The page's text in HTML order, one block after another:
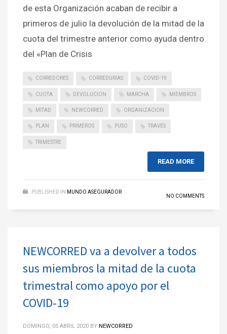
de esta Organización acaban de recibir a
primeros de julio la devolución de la mitad de la
cuota del trimestre anterior como ayuda dentro
del «Plan de Crisis
CORREDORES CORREDURIAS COVID-19
CUOTA DEVOLUCION MARCHA MIEMBROS
MITAD NEWCORRED ORGANIZACION
PLAN PRIMEROS PUSO TRAVES
TRIMESTRE
READ MORE
PUBLISHED IN MUNDO ASEGURADOR
NO COMMENTS
NEWCORRED va a devolver a todos
sus miembros la mitad de la cuota
trimestral como apoyo por el
COVID-19
DOMINGO, 05 ABRIL 2020 BY NEWCORRED